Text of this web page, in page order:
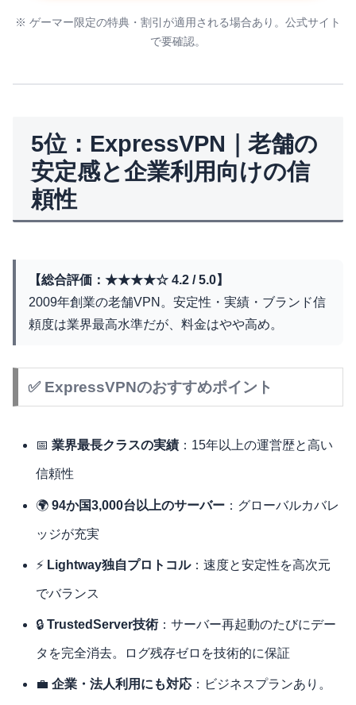
※ ゲーマー限定の特典・割引が適用される場合あり。公式サイト
で要確認。
5位：ExpressVPN｜老舗の
安定感と企業利用向けの信
頼性
【総合評価：★★★★☆ 4.2 / 5.0】
2009年創業の老舗VPN。安定性・実績・ブランド信
頼度は業界最高水準だが、料金はやや高め。
✅ ExpressVPNのおすすめポイント
📅業界最長クラスの実績 ：15年以上の運営歴と高い
信頼性
🌍94か国3,000台以上のサーバー ：グローバルカバレ
ッジが充実
⚡ Lightway独自プロトコル：速度と安定性を高次元
でバランス
🔒TrustedServer技術 ：サーバー再起動のたびにデー
タを完全消去。ログ残存ゼロを技術的に保証
💼企業・法人利用にも対応 ：ビジネスプランあり。